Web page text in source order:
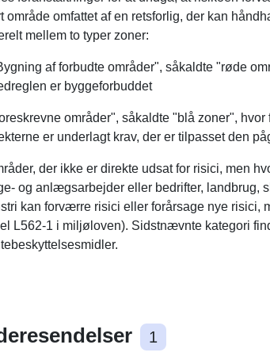
område omfattet af en retsforlig, der kan
mellem to typer zoner:
af forbudte områder", såkaldte "røde
er byggeforbuddet
områder", såkaldte "blå zoner",
er underlagt krav, der er tilpasset den
der ikke er direkte udsat for risici, men
og anlægsarbejder eller bedrifter, landbrug,
kan forværre risici eller forårsage nye risici,
L562-1 i miljøloven). Sidstnævnte kategori
1